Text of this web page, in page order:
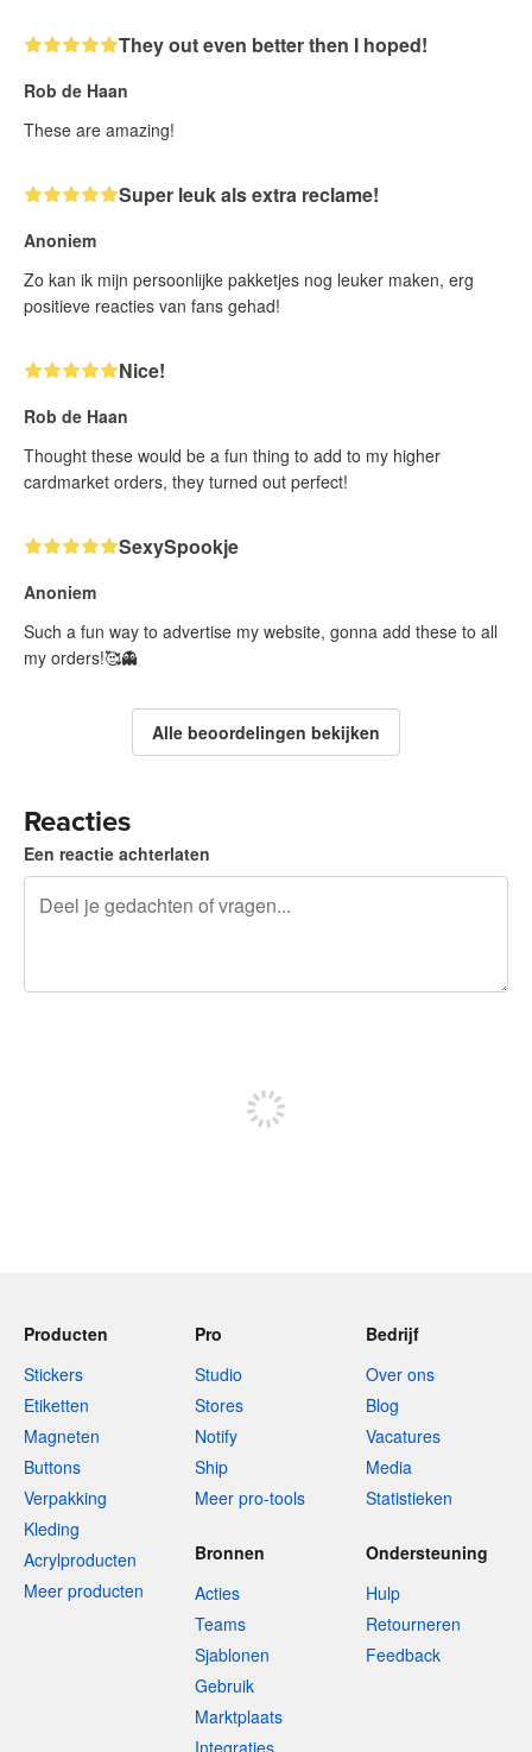
They out even better then I hoped!
Rob de Haan
These are amazing!
Super leuk als extra reclame!
Anoniem
Zo kan ik mijn persoonlijke pakketjes nog leuker maken, erg
positieve reacties van fans gehad!
Nice!
Rob de Haan
Thought these would be a fun thing to add to my higher
cardmarket orders, they turned out perfect!
SexySpookje
Anoniem
Such a fun way to advertise my website, gonna add these to all
my orders!🥰👻
Alle beoordelingen bekijken
Reacties
Een reactie achterlaten
Producten
Stickers
Etiketten
Magneten
Buttons
Verpakking
Kleding
Acrylproducten
Meer producten
Pro
Studio
Stores
Notify
Ship
Meer pro-tools
Bedrijf
Over ons
Blog
Vacatures
Media
Statistieken
Bronnen
Acties
Teams
Sjablonen
Gebruik
Marktplaats
Ondersteuning
Hulp
Retourneren
Feedback